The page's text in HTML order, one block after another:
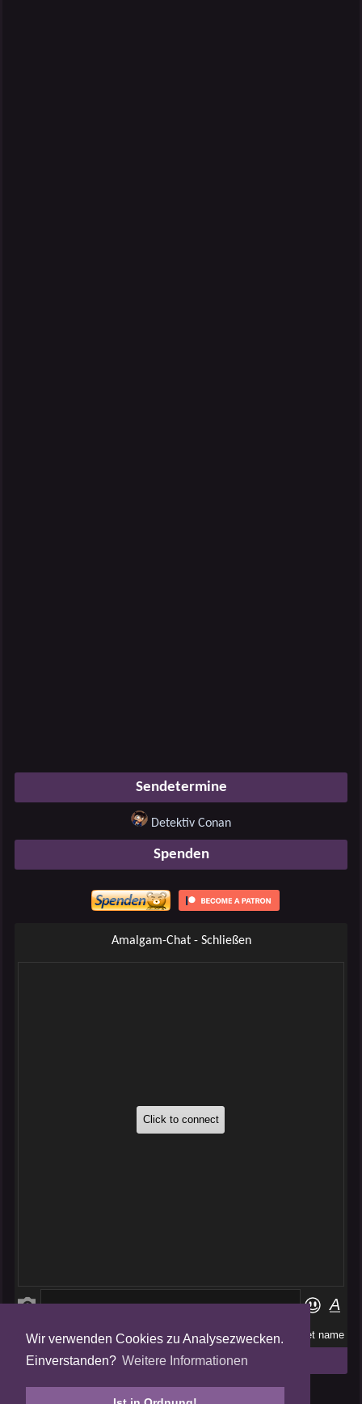
Wir verwenden Cookies zu Analysezwecken.
Einverstanden? Weitere Informationen
Sendetermine
Detektiv Conan
Spenden
Amalgam-Chat - Schließen
Folge uns auf
Tweets by AmalgamFansubs